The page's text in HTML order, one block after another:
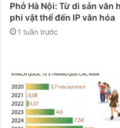
Phở Hà Nội: Từ di sản văn
phi vật thể đến IP văn hóa
1 tuần trước